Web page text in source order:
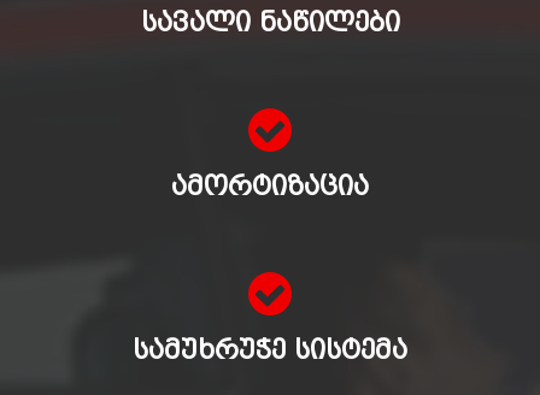
ᲡᲐᲕᲐᲚᲘ ᲜᲐᲬᲘᲚᲔᲑᲘ
ᲐᲛᲝᲠᲢᲘᲖᲐᲪᲘᲐ
ᲡᲐᲛᲣᲮᲠᲣᲭᲔ ᲡᲘᲡᲢᲔᲛᲐ